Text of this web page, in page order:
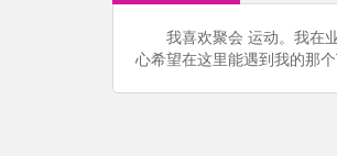
我喜欢聚会 运动。我在业
心希望在这里能遇到我的那